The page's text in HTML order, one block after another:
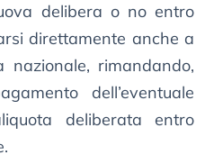
delibera o no entro
direttamente anche a
nazionale, rimandando,
dell’eventuale
deliberata entro